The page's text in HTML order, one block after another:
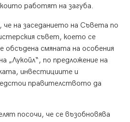
работят на загуба.
на заседанието на Съвета по
съвет, което се
обсъдена смяната на особения
„Лукойл“, по предложение на
инвестициите и
правителството да
посочи, че се възобновява